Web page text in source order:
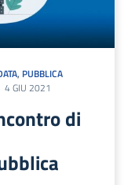
, PUBBLICA
4 GIU 2021
di